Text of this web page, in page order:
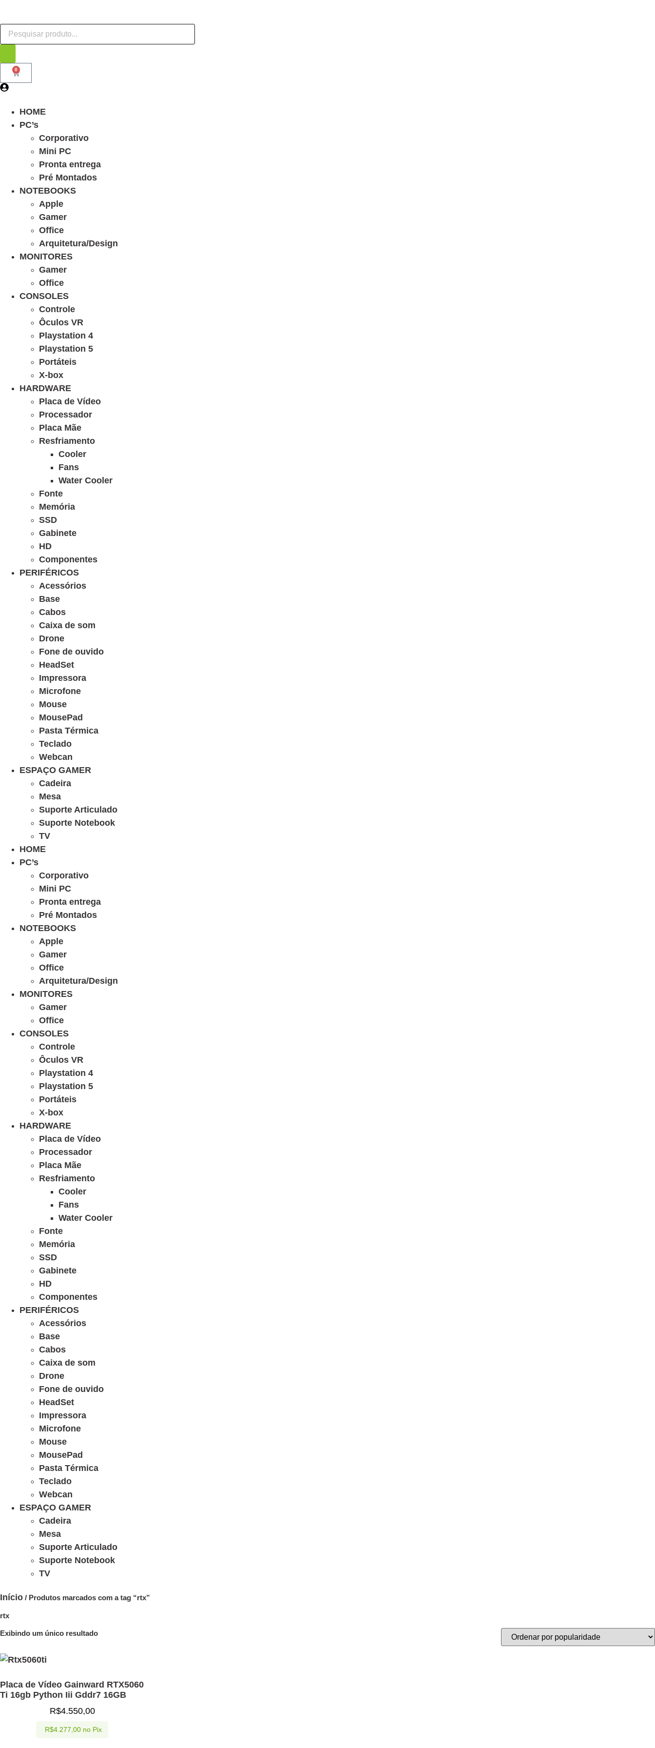
0
HOME
PC’s
Corporativo
Mini PC
Pronta entrega
Pré Montados
NOTEBOOKS
Apple
Gamer
Office
Arquitetura/Design
MONITORES
Gamer
Office
CONSOLES
Controle
Ôculos VR
Playstation 4
Playstation 5
Portáteis
X-box
HARDWARE
Placa de Vídeo
Processador
Placa Mãe
Resfriamento
Cooler
Fans
Water Cooler
Fonte
Memória
SSD
Gabinete
HD
Componentes
PERIFÉRICOS
Acessórios
Base
Cabos
Caixa de som
Drone
Fone de ouvido
HeadSet
Impressora
Microfone
Mouse
MousePad
Pasta Térmica
Teclado
Webcan
ESPAÇO GAMER
Cadeira
Mesa
Suporte Articulado
Suporte Notebook
TV
HOME
PC’s
Corporativo
Mini PC
Pronta entrega
Pré Montados
NOTEBOOKS
Apple
Gamer
Office
Arquitetura/Design
MONITORES
Gamer
Office
CONSOLES
Controle
Ôculos VR
Playstation 4
Playstation 5
Portáteis
X-box
HARDWARE
Placa de Vídeo
Processador
Placa Mãe
Resfriamento
Cooler
Fans
Water Cooler
Fonte
Memória
SSD
Gabinete
HD
Componentes
PERIFÉRICOS
Acessórios
Base
Cabos
Caixa de som
Drone
Fone de ouvido
HeadSet
Impressora
Microfone
Mouse
MousePad
Pasta Térmica
Teclado
Webcan
ESPAÇO GAMER
Cadeira
Mesa
Suporte Articulado
Suporte Notebook
TV
Início / Produtos marcados com a tag “rtx”
rtx
Exibindo um único resultado
Placa de Vídeo Gainward RTX5060
Ti 16gb Python Iii Gddr7 16GB
R$4.550,00
R$4.277,00 no Pix